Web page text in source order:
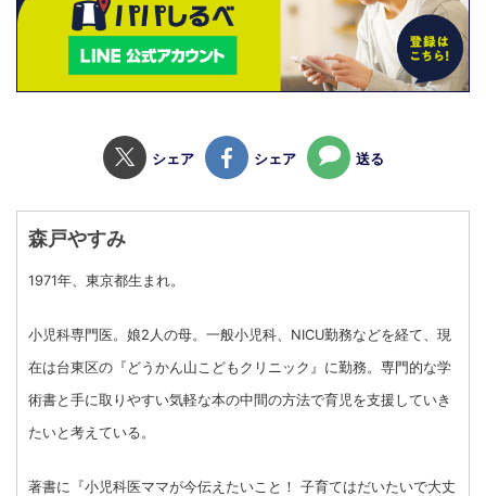
シェア シェア 送る
森戸やすみ
1971年、東京都生まれ。
小児科専門医。娘2人の母。一般小児科、NICU勤務などを経て、現
在は台東区の『どうかん山こどもクリニック』に勤務。専門的な学
術書と手に取りやすい気軽な本の中間の方法で育児を支援していき
たいと考えている。
著書に『小児科医ママが今伝えたいこと！ 子育てはだいたいで大丈